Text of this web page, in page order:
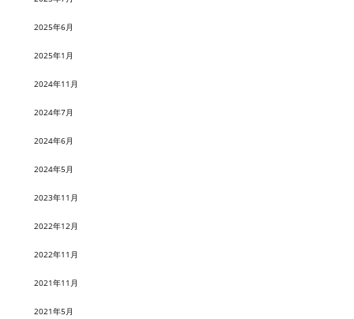
2025年6月
2025年1月
2024年11月
2024年7月
2024年6月
2024年5月
2023年11月
2022年12月
2022年11月
2021年11月
2021年5月